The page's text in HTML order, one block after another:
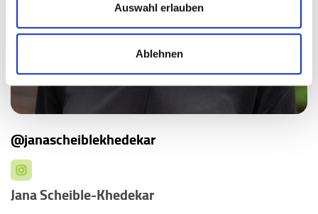
Auswahl erlauben
Ablehnen
@janascheiblekhedekar
Jana Scheible-Khedekar